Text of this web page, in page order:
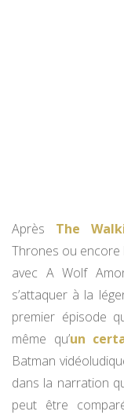
Après The
Thrones ou encore
avec A Wolf
s’attaquer à la
premier épisode
même qu’un
Batman
dans la narration
peut être